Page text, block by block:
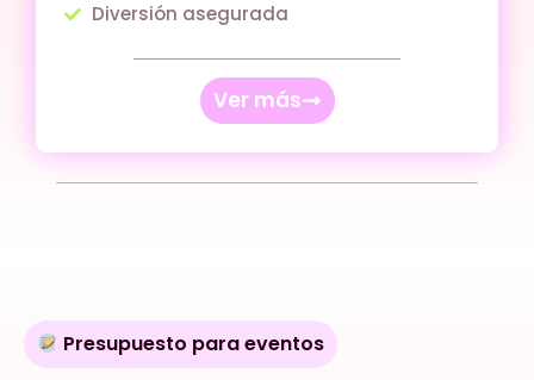
Diversión asegurada
Ver más
Presupuesto para eventos